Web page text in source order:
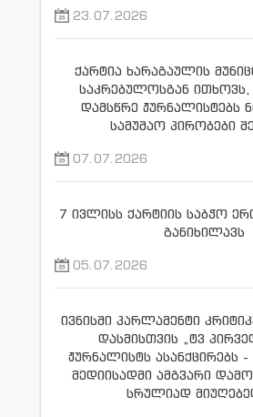
23.07.2026
ქარტია ხარაგაულის
საკრებულოსგან ითხოვს,
დამსწრე ჟურნალისტებს
სამუშაო პირობები
07.07.2026
7 ივლისს ქარტიის საბჭო
განიხილავს
05.07.2026
ივნისში პარლამენტი
დასმისთვის „ტვ
ჟურნალისტს ასანქცირებს -
მედიისადმი ამგვარი
სრულიად